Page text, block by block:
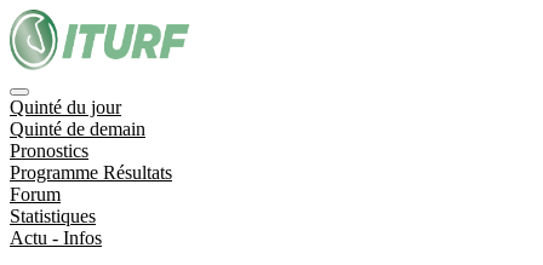
Quinté du jour
Quinté de demain
Pronostics
Programme Résultats
Forum
Statistiques
Actu - Infos